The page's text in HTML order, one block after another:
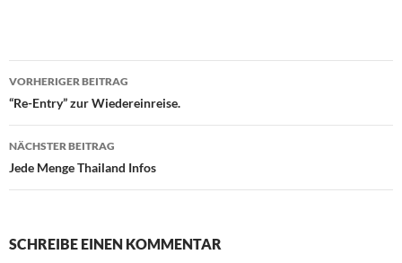
Beitragsnavigation
VORHERIGER BEITRAG
“Re-Entry” zur Wiedereinreise.
NÄCHSTER BEITRAG
Jede Menge Thailand Infos
SCHREIBE EINEN KOMMENTAR